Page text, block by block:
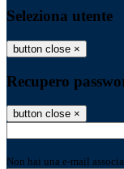
Seleziona utente
button close ×
Recupero
button close ×
Non hai una e-mail